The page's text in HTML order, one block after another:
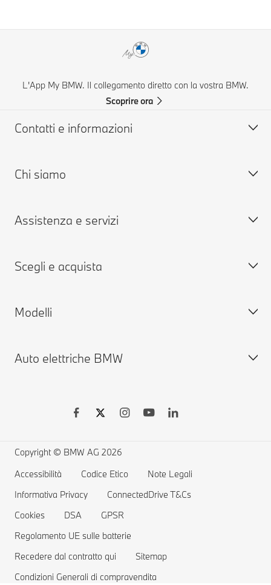
L'App My BMW. Il collegamento diretto con la vostra BMW.
Scoprire ora
Contatti e informazioni
Aiuto & Contatti
Concessionarie & Centri Service BMW
Richiedi un'offerta
Chi siamo
Lavora con noi
BMW Group
Assistenza e servizi
Prenota presso i Centri Service
MY BMW App
Garanzie
Richiamo airbag Takata
Scegli e acquista
Configura la tua BMW
Vetture disponibili usate
Offerte BMW
Prenota un Test Drive
Modelli
BMW Serie X
Auto elettriche BMW
Home Charging
Gamma auto elettriche
Costi delle auto elettriche
Vetture Plug-in Hybrid
Copyright © BMW AG 2026
Accessibilità
Codice Etico
Note Legali
Informativa Privacy
ConnectedDrive T&Cs
Cookies
DSA
GPSR
Regolamento UE sulle batterie
Recedere dal contratto qui
Sitemap
Condizioni Generali di compravendita